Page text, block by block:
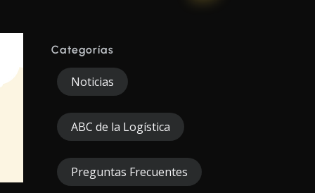
Categorías
Noticias
ABC de la Logística
Preguntas Frecuentes